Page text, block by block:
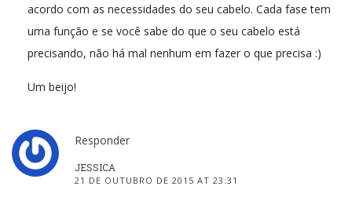
acordo com as necessidades do seu cabelo. Cada fase tem
uma função e se você sabe do que o seu cabelo está
precisando, não há mal nenhum em fazer o que precisa :)
Um beijo!
Responder
JESSICA
21 DE OUTUBRO DE 2015 AT 23:31